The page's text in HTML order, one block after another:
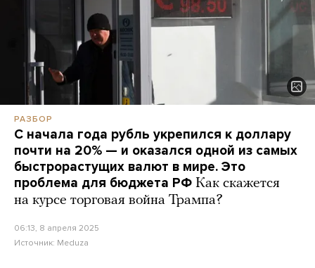
РАЗБОР
С начала года рубль укрепился к доллару
почти на 20% — и оказался одной из самых
быстрорастущих валют в мире. Это
проблема для бюджета РФ Как скажется
на курсе торговая война Трампа?
06:13, 8 апреля 2025
Источник: Meduza